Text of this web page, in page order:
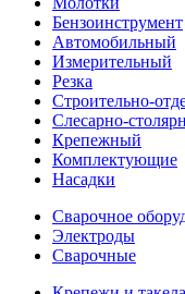
Бензоинструмент
Автомобильный
Измерительный
Резка
Строительно-
Слесарно-
Крепежный
Комплектующие
Насадки
Сварочное
Электроды
Сварочные